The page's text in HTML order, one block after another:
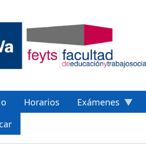
Horarios
Exámenes